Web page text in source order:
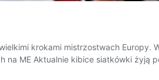
krokami mistrzostwach Europy.
na ME Aktualnie kibice siatkówki żyją